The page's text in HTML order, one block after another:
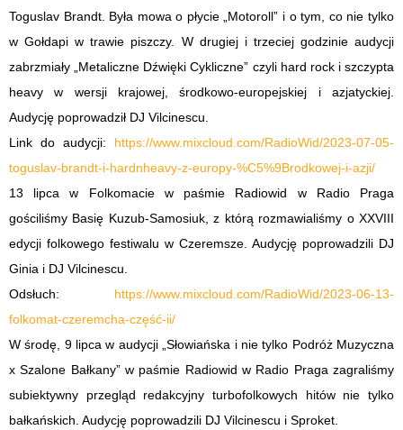
Toguslav Brandt. Była mowa o płycie „Motoroll” i o tym, co nie tylko
w Gołdapi w trawie piszczy. W drugiej i trzeciej godzinie audycji
zabrzmiały „Metaliczne Dźwięki Cykliczne” czyli hard rock i szczypta
heavy w wersji krajowej, środkowo-europejskiej i azjatyckiej.
Audycję poprowadził DJ Vilcinescu.
Link do audycji:
https://www.mixcloud.com/RadioWid/2023-07-05-
toguslav-brandt-i-hardnheavy-z-europy-%C5%9Brodkowej-i-azji/
13 lipca w Folkomacie w paśmie Radiowid w Radio Praga
gościliśmy Basię Kuzub-Samosiuk, z którą rozmawialiśmy o XXVIII
edycji folkowego festiwalu w Czeremsze. Audycję poprowadzili DJ
Ginia i DJ Vilcinescu.
Odsłuch:
https://www.mixcloud.com/RadioWid/2023-06-13-
folkomat-czeremcha-część-ii/
W środę, 9 lipca w audycji „Słowiańska i nie tylko Podróż Muzyczna
x Szalone Bałkany” w paśmie Radiowid w Radio Praga zagraliśmy
subiektywny przegląd redakcyjny turbofolkowych hitów nie tylko
bałkańskich. Audycję poprowadzili DJ Vilcinescu i Sproket.